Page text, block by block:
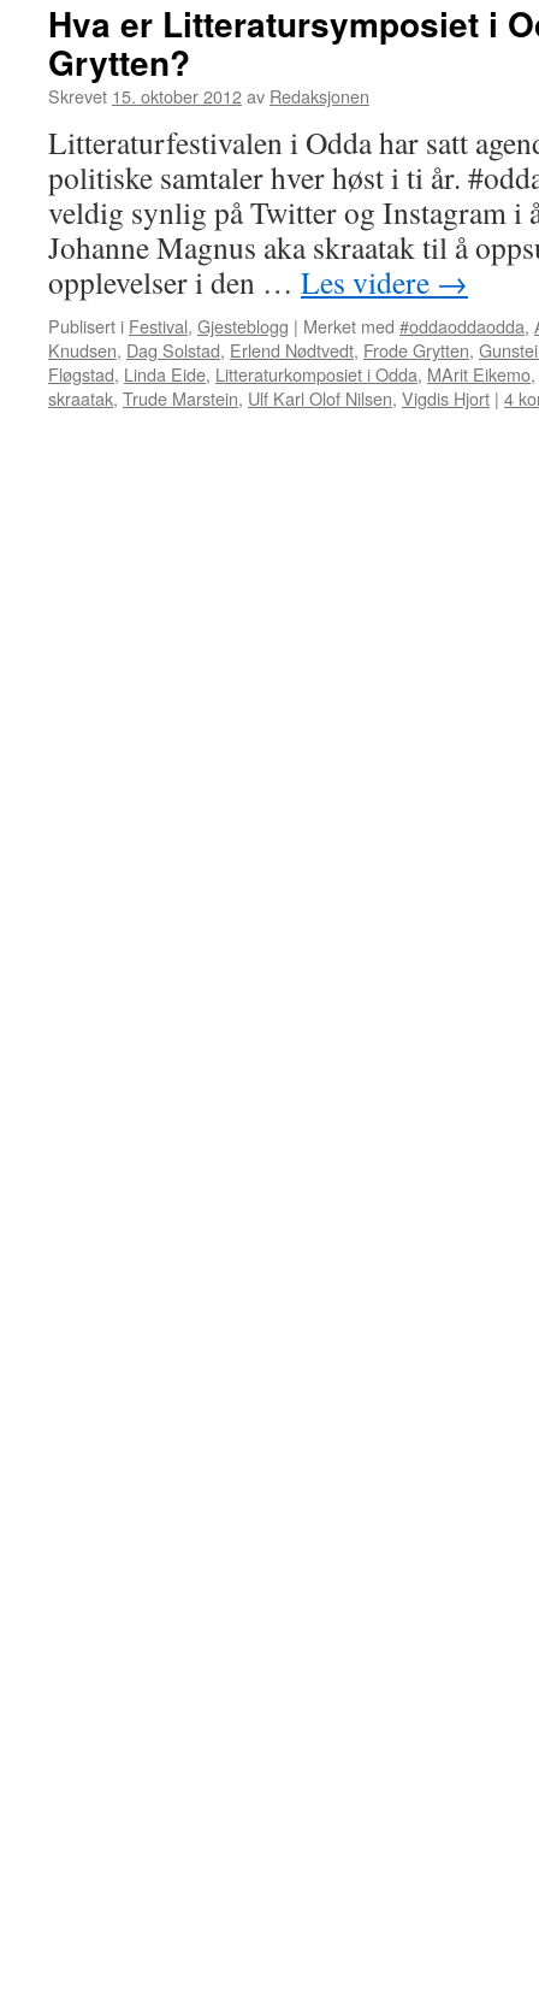
Hva er Litteratursymposiet i
Grytten?
Skrevet 15. oktober 2012av Redaksjonen
Litteraturfestivalen i Odda har satt
politiske samtaler hver høst i ti år.
veldig synlig på Twitter og Instagram i
Johanne Magnus aka skraatak til å
opplevelser i den … Les videre →
Publisert i Festival, Gjesteblogg | Merket med #oddaoddaodda,
Knudsen, Dag Solstad, Erlend Nødtvedt, Frode Grytten,
Fløgstad, Linda Eide, Litteraturkomposiet i Odda, MArit Eikemo,
skraatak, Trude Marstein, Ulf Karl Olof Nilsen, Vigdis Hjort | 4